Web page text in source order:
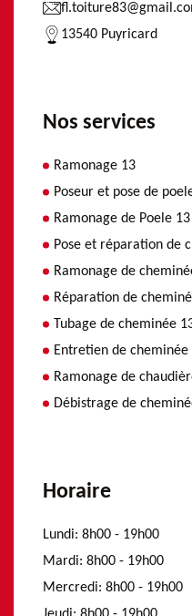
13540 Puyricard
Nos services
Ramonage 13
Poseur et pose de
Ramonage de Poele 13
Pose et réparation de
Ramonage de
Réparation de
Tubage de cheminée
Entretien de cheminée
Ramonage de
Débistrage de
Horaire
Lundi: 8h00 - 19h00
Mardi: 8h00 - 19h00
Mercredi: 8h00 - 19h00